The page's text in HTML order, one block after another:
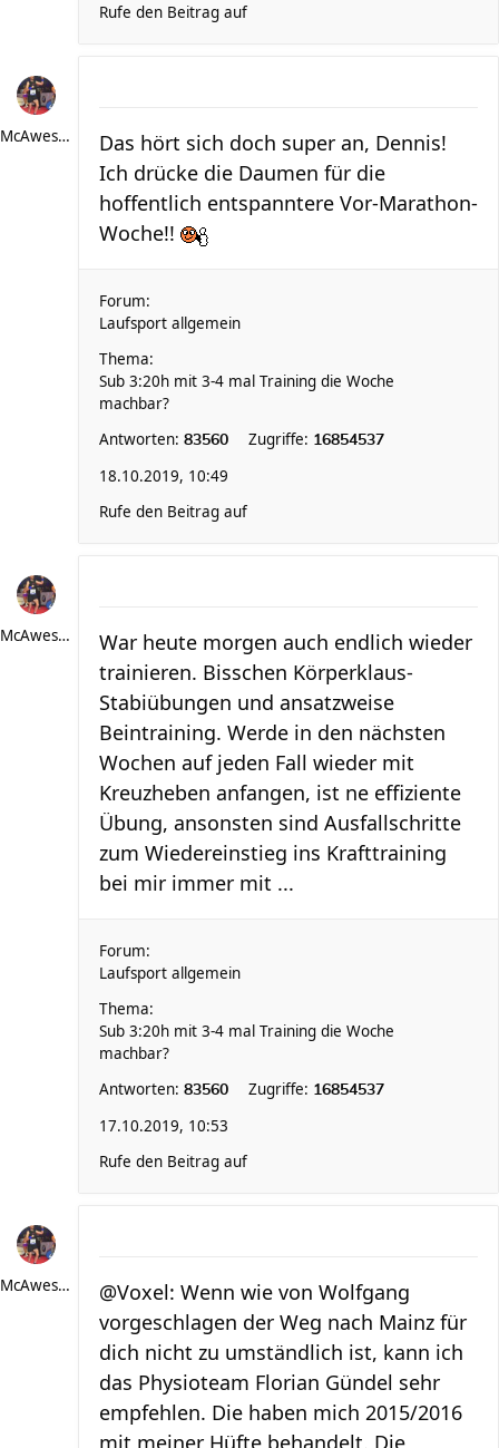
Rufe den Beitrag auf
McAwesome
Das hört sich doch super an, Dennis!
Ich drücke die Daumen für die
hoffentlich entspanntere Vor-Marathon-
Woche!!
Forum:
Laufsport allgemein
Thema:
Sub 3:20h mit 3-4 mal Training die Woche
machbar?
Antworten: 83560 Zugriffe: 16854537
18.10.2019, 10:49
Rufe den Beitrag auf
McAwesome
War heute morgen auch endlich wieder
trainieren. Bisschen Körperklaus-
Stabiübungen und ansatzweise
Beintraining. Werde in den nächsten
Wochen auf jeden Fall wieder mit
Kreuzheben anfangen, ist ne effiziente
Übung, ansonsten sind Ausfallschritte
zum Wiedereinstieg ins Krafttraining
bei mir immer mit ...
Forum:
Laufsport allgemein
Thema:
Sub 3:20h mit 3-4 mal Training die Woche
machbar?
Antworten: 83560 Zugriffe: 16854537
17.10.2019, 10:53
Rufe den Beitrag auf
McAwesome
@Voxel: Wenn wie von Wolfgang
vorgeschlagen der Weg nach Mainz für
dich nicht zu umständlich ist, kann ich
das Physioteam Florian Gündel sehr
empfehlen. Die haben mich 2015/2016
mit meiner Hüfte behandelt. Die